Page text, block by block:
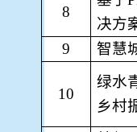
8
决方
9
智慧
10
绿水
乡村